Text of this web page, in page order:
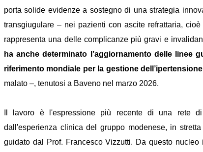
porta solide evidenze a sostegno di una strategia
transgiugulare – nei pazienti con ascite refrattaria,
rappresenta una delle complicanze più gravi e
ha anche determinato l’aggiornamento delle linee
riferimento mondiale per la gestione
malato –, tenutosi a Baveno nel marzo 2026.
Il lavoro è l'espressione più recente di una rete
dall'esperienza clinica del gruppo modenese, in
guidato dal Prof. Francesco Vizzutti. Da questo